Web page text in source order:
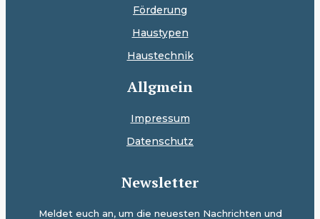
Förderung
Haustypen
Haustechnik
Allgmein
Impressum
Datenschutz
Newsletter
Meldet euch an, um die neuesten Nachrichten und